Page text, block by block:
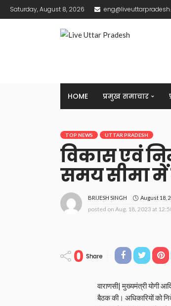
Saturday, August 8, 2026
HOME प्रमुख समाचार
TOP NEWS UTTAR PRADESH
विकास एवं
समय सीमा में
BRIJESH SINGH August 18,
posted on Aug. 18, 2023 at
0 Share
वाराणसी| मुख्यमंत्री योगी
बैठक की। अधिकारियों को